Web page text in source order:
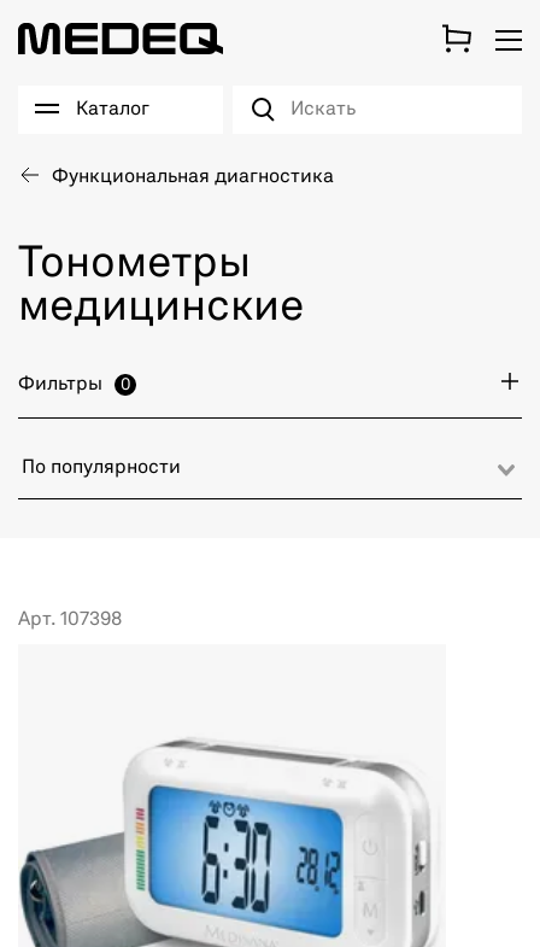
Каталог
Функциональная диагностика
Тонометры
медицинские
Фильтры 0
По популярности
Арт. 107398